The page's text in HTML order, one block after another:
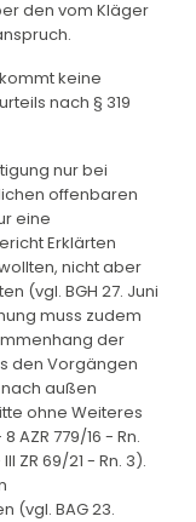
den vom Kläger
keine
nach § 319
nur bei
offenbaren
eine
Erklärten
nicht aber
(vgl. BGH 27. Juni
muss zudem
der
den Vorgängen
außen
ohne Weiteres
AZR 779/16 - Rn.
ZR 69/21 - Rn. 3).
(vgl. BAG 23.